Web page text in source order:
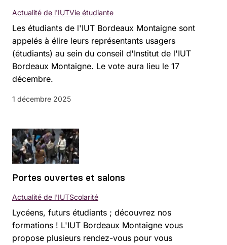
Les étudiants de l'IUT Bordeaux Montaigne sont
appelés à élire leurs représentants usagers
(étudiants) au sein du conseil d'Institut de l'IUT
Bordeaux Montaigne. Le vote aura lieu le 17
décembre.
Actualité de l'IUTVie étudiante
1 décembre 2025
Portes ouvertes et salons
Lycéens, futurs étudiants ; découvrez nos
formations ! L'IUT Bordeaux Montaigne vous
propose plusieurs rendez-vous pour vous
Actualité de l'IUTScolarité